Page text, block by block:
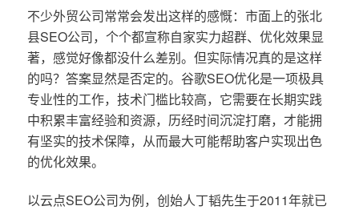
不少外贸公司常常会发出这样的感慨：市面上的张北
县SEO公司，个个都宣称自家实力超群、优化效果显
著，感觉好像都没什么差别。但实际情况真的是这样
的吗？答案显然是否定的。谷歌SEO优化是一项极具
专业性的工作，技术门槛比较高，它需要在长期实践
中积累丰富经验和资源，历经时间沉淀打磨，才能拥
有坚实的技术保障，从而最大可能帮助客户实现出色
的优化效果。
以云点SEO公司为例，创始人丁韬先生于2011年就已